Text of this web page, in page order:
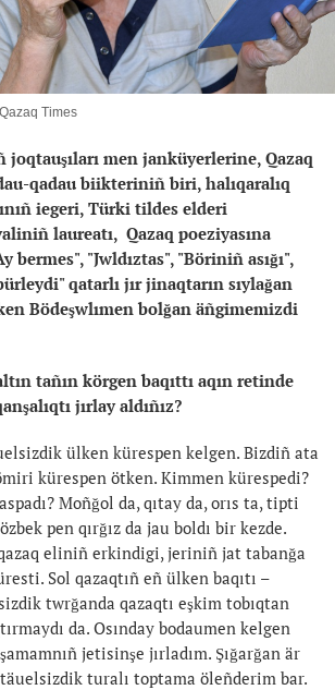
Times
joqtauşıları men janküyerlerine, Qazaq
qadau biikteriniñ biri, halıqaralıq
iegeri, Türki tildes elderi
laureatı, Qazaq poeziyasına
bermes", "Jwldıztas", "Böriniñ asığı",
qatarlı jır jinaqtarın sıylağan
Bödeşwlımen bolğan äñgimemizdi
tañın körgen baqıttı aqın retinde
jırlay aldıñız?
ülken kürespen kelgen. Bizdiñ ata
kürespen ötken. Kimmen kürespedi?
Moñğol da, qıtay da, orıs ta, tipti
pen qırğız da jau boldı bir kezde.
eliniñ erkindigi, jeriniñ jat tabanğa
Sol qazaqtıñ eñ ülken baqıtı –
twrğanda qazaqtı eşkim tobıqtan
da. Osınday bodaumen kelgen
jetisinşe jırladım. Şığarğan är
turalı toptama öleñderim bar.